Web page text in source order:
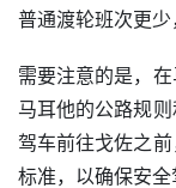
普通渡轮班次更少
需要注意的是，
马耳他的公路规
驾车前往戈佐之
标准，以确保安全